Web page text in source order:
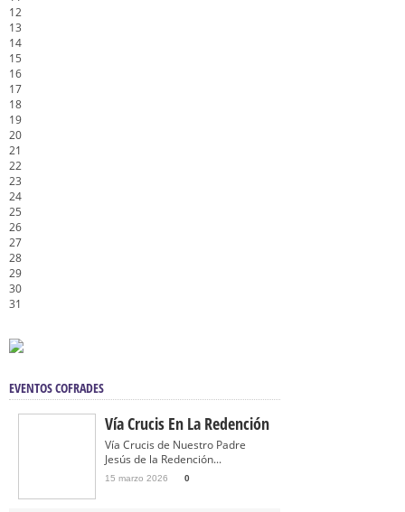
12
13
14
15
16
17
18
19
20
21
22
23
24
25
26
27
28
29
30
31
EVENTOS COFRADES
Vía Crucis En La Redención
Vía Crucis de Nuestro Padre
Jesús de la Redención...
15 marzo 2026 0